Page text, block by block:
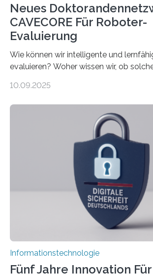
Neues
CAVECORE Für Roboter-
Evaluierung
Wie können wir intelligente und
evaluieren? Woher wissen wir, ob
sich CAVECORE – ein neues Marie
koordiniert wird. Ab dem 1. September
über einen Zeitraum von vier Jahren
Promovierende im Rahmen von
kognitiven Robotern beschäftigen –
die mittels Sensoren ihre Umgebung
Informationen verarbeiten und häufig
10.09.2025
Informationstechnologie
Fünf Jahre Innovation